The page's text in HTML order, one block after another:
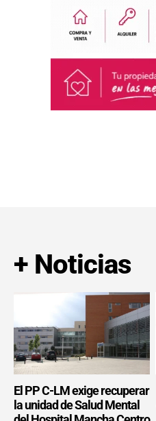
+ Noticias
El PP C-LM exige recuperar
la unidad de Salud Mental